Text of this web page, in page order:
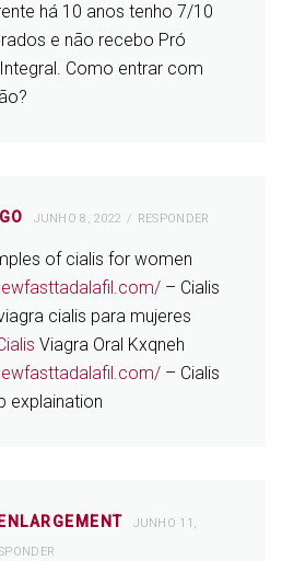
há 10 anos tenho 7/10
e não recebo Pró
Como entrar com
JUNHO 8, 2022 RESPONDER
of cialis for women
– Cialis
cialis para mujeres
Viagra Oral Kxqneh
– Cialis
explaination
JUNHO 11,